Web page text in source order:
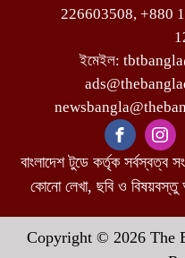
226603508, +880
ইমেইল:
বাংলাদেশ টুডে কর্তৃক সর্বস্বত্ব
কোনো লেখা, ছবি ও
Copyright © 2026 The